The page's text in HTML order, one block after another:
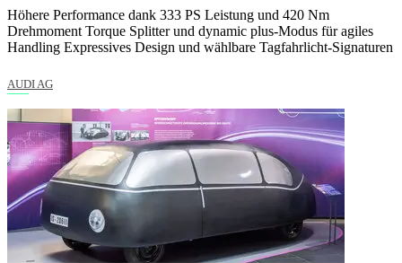
Höhere Performance dank 333 PS Leistung und 420 Nm
Drehmoment Torque Splitter und dynamic plus-Modus für agiles
Handling Expressives Design und wählbare Tagfahrlicht-Signaturen
AUDI AG